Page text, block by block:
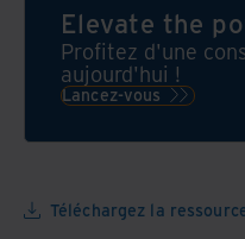
IT
pour
réduire
la
vos
Elevate the
Profitez d'une
aujourd'hui !
Lancez-vous
Téléchargez la